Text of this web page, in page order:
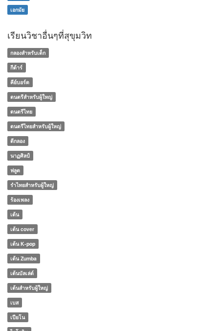
เอกมัย
เรียนวิชาอื่นๆที่สุขุมวิท
กลองสำหรับเด็ก
กีต้าร์
คีย์บอร์ด
ดนตรีสำหรับผู้ใหญ่
ดนตรีไทย
ดนตรีไทยสำหรับผู้ใหญ่
ตีกลอง
นาฏศิลป์
ฟลูต
รำไทยสำหรับผู้ใหญ่
ร้องเพลง
เต้น
เต้น cover
เต้น K-pop
เต้น Zumba
เต้นบัลเล่ต์
เต้นสำหรับผู้ใหญ่
เบส
เปียโน